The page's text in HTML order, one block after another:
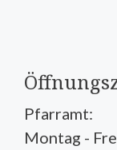
Pfarramt:
Montag -